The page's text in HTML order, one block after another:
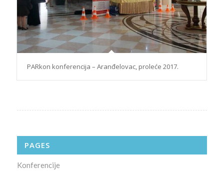
PARkon konferencija – Aranđelovac, proleće 2017.
PAGES
Konferencije